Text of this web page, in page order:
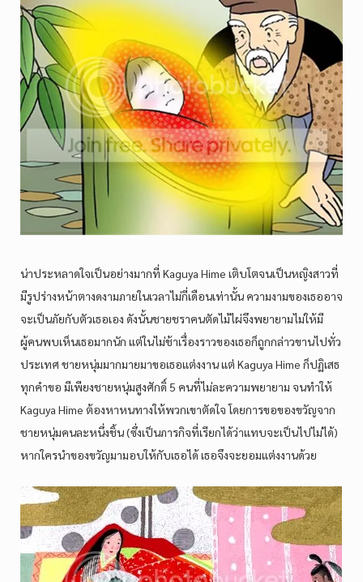
น่าประหลาดใจเป็นอย่างมากที่ Kaguya Hime เติบโตจนเป็นหญิงสาวที่
มีรูปร่างหน้าตางดงามภายในเวลาไม่กี่เดือนเท่านั้น ความงามของเธออาจ
จะเป็นภัยกับตัวเธอเอง ดังนั้นชายชราคนตัดไม้ไผ่จึงพยายามไม่ให้มี
ผู้คนพบเห็นเธอมากนัก แต่ในไม่ช้าเรื่องราวของเธอก็ถูกกล่าวขานไปทั่ว
ประเทศ ชายหนุ่มมากมายมาขอเธอแต่งงาน แต่ Kaguya Hime ก็ปฏิเสธ
ทุกคำขอ มีเพียงชายหนุ่มสูงศักดิ์ 5 คนที่ไม่ละความพยายาม จนทำให้
Kaguya Hime ต้องหาหนทางให้พวกเขาตัดใจ โดยการขอของขวัญจาก
ชายหนุ่มคนละหนึ่งชิ้น (ซึ่งเป็นภารกิจที่เรียกได้ว่าแทบจะเป็นไปไม่ได้)
หากใครนำของขวัญมามอบให้กับเธอได้ เธอจึงจะยอมแต่งงานด้วย